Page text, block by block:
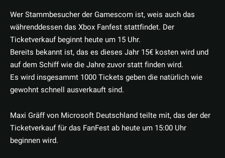
Wer Stammbesucher der Gamescom ist, weis auch das
währenddessen das Xbox Fanfest stattfindet. Der
Ticketverkauf beginnt heute um 15 Uhr.
Bereits bekannt ist, das es dieses Jahr 15€ kosten wird und
auf dem Schiff wie die Jahre zuvor statt finden wird.
Es wird insgesammt 1000 Tickets geben die natürlich wie
gewohnt schnell ausverkauft sind.
Maxi Gräff von Microsoft Deutschland teilte mit, das der der
Ticketverkauf für das FanFest ab heute um 15:00 Uhr
beginnen wird.